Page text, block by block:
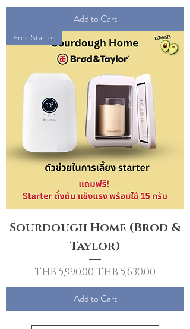
Add to Cart
Free Starter
Sourdough Home (Brod &
Taylor)
Regular Price
THB 5,990.00Sale Price
THB 5,630.00
Add to Cart